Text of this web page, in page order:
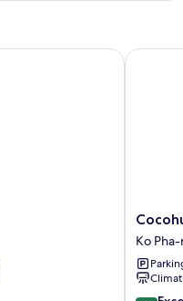
Cocohut
Beach
Resort
Ko
Pha-
Ko